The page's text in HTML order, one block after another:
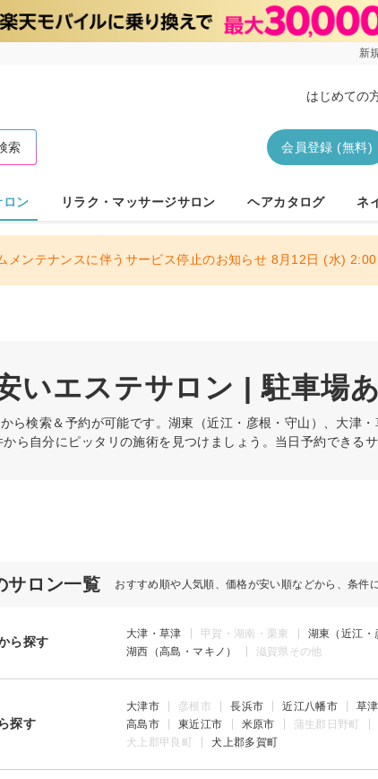
新
はじめての
会員登録 (無料)
索
ロン リラク・マッサージサロン ヘアカタログ ネ
メンテナンスに伴うサービス停止のお知らせ 8月12日 (水)
いエステサロン | 駐車場
ら検索＆予約が可能です。湖東（近江・彦根・守山）、大津
ら自分にピッタリの施術を見つけましょう。当日予約できるサ
サロン一覧 おすすめ順や人気順、価格が安い順などから、条件
ら探す
大津・草津 甲賀・湖南・栗東 湖東（近江・
湖西（高島・マキノ）
滋賀県その他
探す
大津市 彦根市 長浜市 近江八幡市 草
高島市
東近江市 米原市 蒲生郡日野町
犬上郡甲良町
犬上郡多賀町